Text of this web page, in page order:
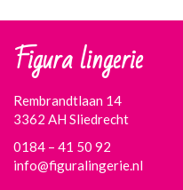
Figura lingerie
Rembrandtlaan 14
3362 AH Sliedrecht
0184 – 41 50 92
info@figuralingerie.nl